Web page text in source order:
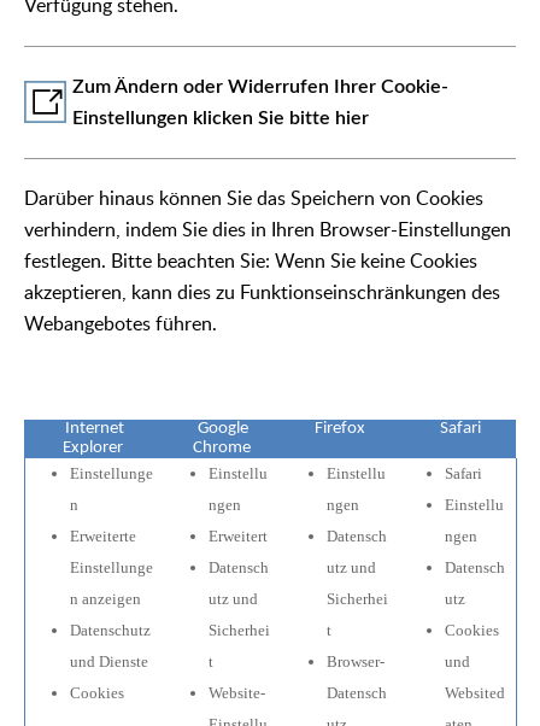
Verfügung stehen.
Zum Ändern oder Widerrufen Ihrer Cookie-
Einstellungen klicken Sie bitte hier
Darüber hinaus können Sie das Speichern von Cookies
verhindern, indem Sie dies in Ihren Browser-Einstellungen
festlegen. Bitte beachten Sie: Wenn Sie keine Cookies
akzeptieren, kann dies zu Funktionseinschränkungen des
Webangebotes führen.
Internet
Explorer
Google
Chrome
Firefox Safari
Einstellunge
n
Erweiterte
Einstellunge
n anzeigen
Datenschutz
und Dienste
Cookies
Einstellu
ngen
Erweitert
Datensch
utz und
Sicherhei
t
Website-
Einstellu
ngen
Datensch
utz und
Sicherhei
t
Browser-
Datensch
Safari
Einstellu
ngen
Datensch
utz
Cookies
und
Websited